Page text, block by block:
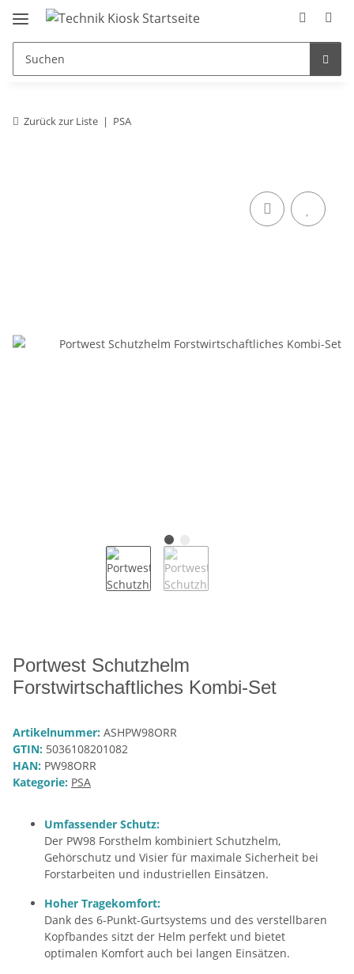
Zurück zur Liste PSA
Portwest Schutzhelm
Forstwirtschaftliches Kombi-Set
Artikelnummer: ASHPW98ORR
GTIN: 5036108201082
HAN: PW98ORR
Kategorie: PSA
Umfassender Schutz:
Der PW98 Forsthelm kombiniert Schutzhelm,
Gehörschutz und Visier für maximale Sicherheit bei
Forstarbeiten und industriellen Einsätzen.
Hoher Tragekomfort:
Dank des 6-Punkt-Gurtsystems und des verstellbaren
Kopfbandes sitzt der Helm perfekt und bietet
optimalen Komfort auch bei langen Einsätzen.